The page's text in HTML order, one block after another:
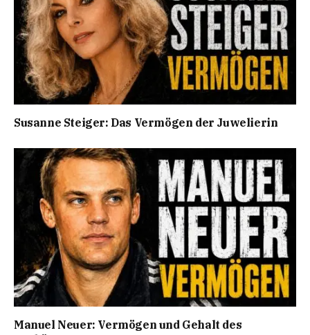
Susanne Steiger: Das Vermögen der Juwelierin
Manuel Neuer: Vermögen und Gehalt des